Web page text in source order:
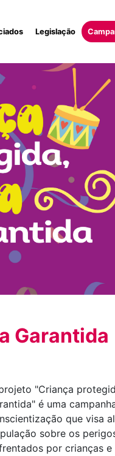
Legislação
Garantida
"Criança
é uma
que visa
sobre os
por crianças e